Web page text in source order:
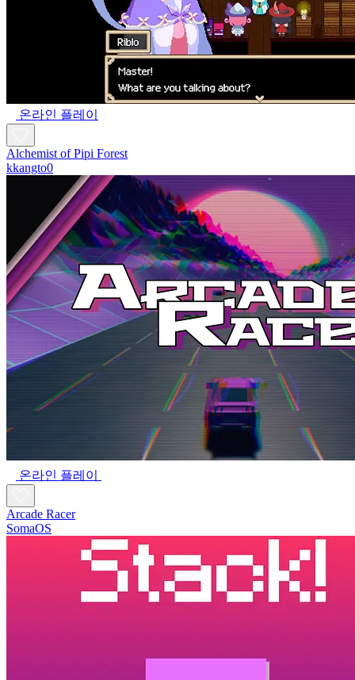
온라인 플레이
Alchemist of Pipi Forest
kkangto0
온라인 플레이
Arcade Racer
SomaOS